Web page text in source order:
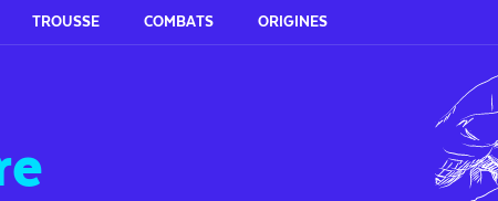
TROUSSE COMBATS ORIGINES